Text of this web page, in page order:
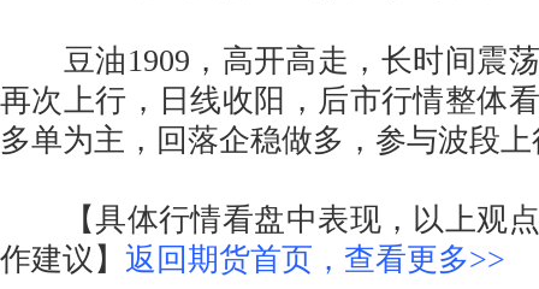
豆油1909，高开高走，长时间震
再次上行，日线收阳，后市行情整体
多单为主，回落企稳做多，参与波段
【具体行情看盘中表现，以上观点
作建议】 返回期货首页，查看更多>>